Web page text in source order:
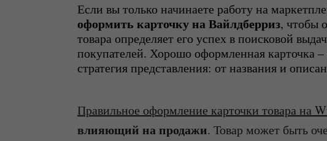
Если вы только начинаете работу на
оформить карточку на Вайлдберриз, чтобы
товара определяет его успех в поисковой
покупателей. Хорошо оформленная карточка –
стратегия представления: от названия и
Правильное оформление карточки товара на
влияющий на продажи. Товар может быть